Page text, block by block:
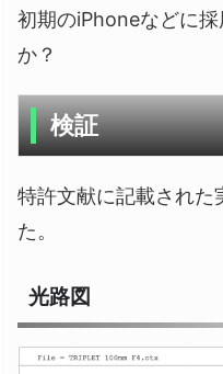
初期のiPhoneなどに
か？
検証
特許文献に記載された
た。
光路図